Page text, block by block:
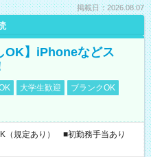
掲載日：2026.08.07
OK】iPhoneなどス
大学生歓迎
ブランクOK
（規定あり） ■初勤務手当あり